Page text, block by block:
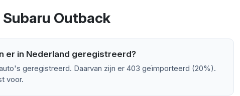
Outback
er in Nederland geregistreerd?
geregistreerd. Daarvan zijn er 403 geïmporteerd (20%).
voor.